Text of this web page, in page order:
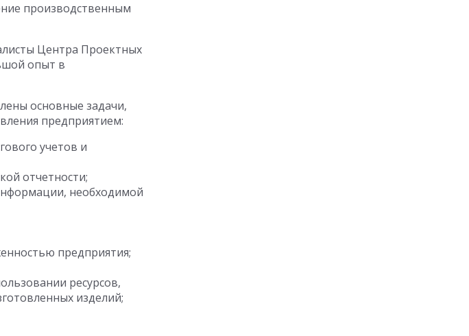
производственным
Центра Проектных
опыт в
основные задачи,
предприятием:
учетов и
отчетности;
необходимой
предприятия;
ресурсов,
изделий;